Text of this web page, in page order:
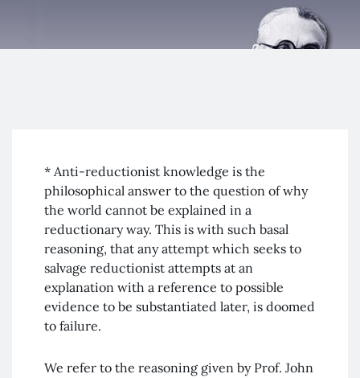
Kurt Gödel
* Anti-reductionist knowledge is the
philosophical answer to the question of why
the world cannot be explained in a
reductionary way. This is with such basal
reasoning, that any attempt which seeks to
salvage reductionist attempts at an
explanation with a reference to possible
evidence to be substantiated later, is doomed
to failure.
We refer to the reasoning given by Prof. John